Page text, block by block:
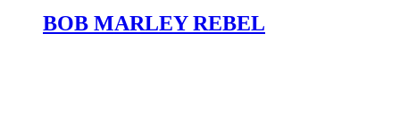
BOB MARLEY REBEL